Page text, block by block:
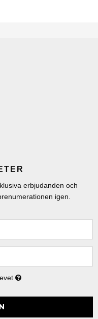
erbjudanden och
igen.